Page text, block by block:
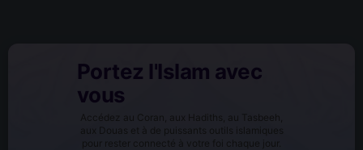
Portez l'Islam avec
vous
Accédez au Coran, aux Hadiths, au Tasbeeh,
aux Douas et à de puissants outils islamiques
pour rester connecté à votre foi chaque jour.